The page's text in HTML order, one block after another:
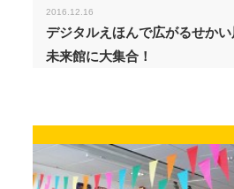
2016.12.16
デジタルえほんで広がるせか
未来館に大集合！